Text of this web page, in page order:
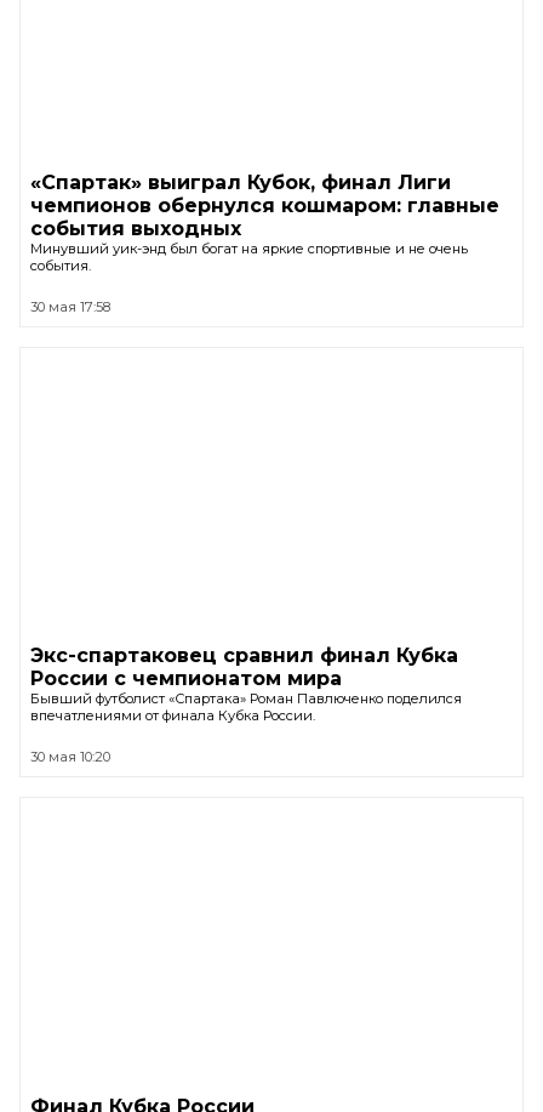
«Спартак» выиграл Кубок, финал Лиги
чемпионов обернулся кошмаром: главные
события выходных
Минувший уик-энд был богат на яркие спортивные и не очень
события.
30 мая 17:58
Экс-спартаковец сравнил финал Кубка
России с чемпионатом мира
Бывший футболист «Спартака» Роман Павлюченко поделился
впечатлениями от финала Кубка России.
30 мая 10:20
Финал Кубка России